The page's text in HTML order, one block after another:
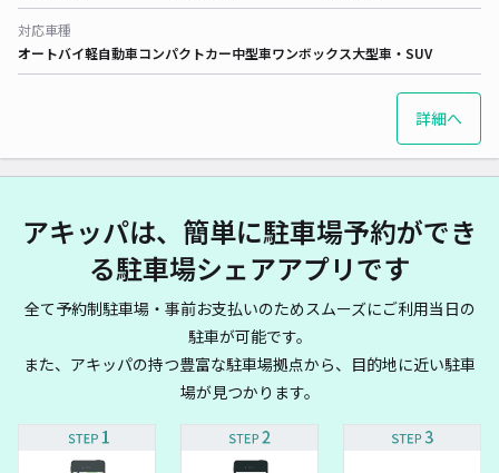
対応車種
オートバイ軽自動車コンパクトカー中型車ワンボックス大型車・SUV
詳細へ
アキッパは、簡単に駐車場予約ができ
る駐車場シェアアプリです
全て予約制駐車場・事前お支払いのためスムーズにご利用当日の
駐車が可能です。
また、アキッパの持つ豊富な駐車場拠点から、目的地に近い駐車
場が見つかります。